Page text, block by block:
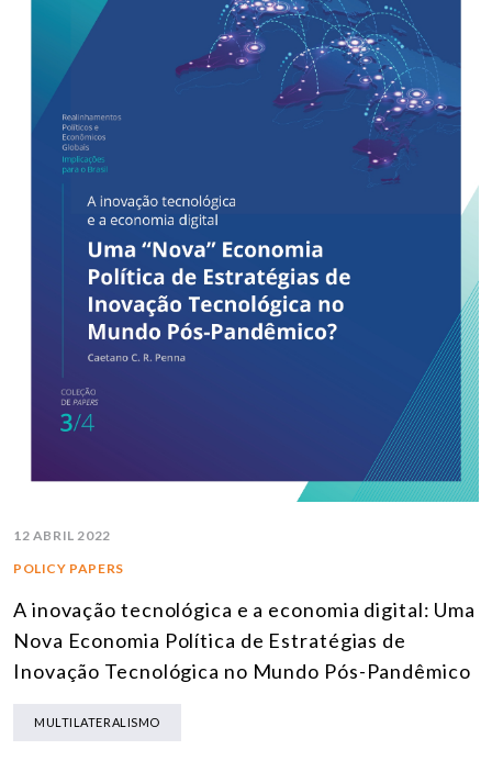
12 ABRIL 2022
POLICY PAPERS
A inovação tecnológica e a economia digital: Uma
Nova Economia Política de Estratégias de
Inovação Tecnológica no Mundo Pós-Pandêmico
MULTILATERALISMO